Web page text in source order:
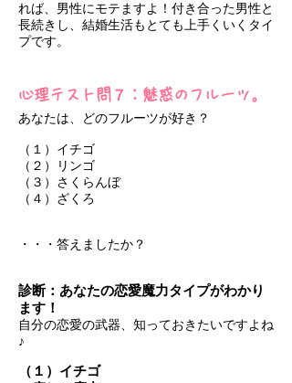
れば、男性にモテますよ！付き合った男性と
長続きし、結婚生活もとても上手くいくタイ
プです。
心理テスト問７：魅惑のフルーツ。
あなたは、どのフルーツが好き？
（１）イチゴ
（２）リンゴ
（３）さくらんぼ
（４）ざくろ
・・・答えましたか？
診断：あなたの恋愛魔力タイプがわかり
ます！
自分の恋愛の武器、知っておきたいですよね
♪
（１）イチゴ